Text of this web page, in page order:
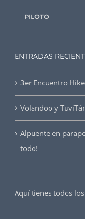
PILOTO
ENTRADAS
3er Encuentro
Volandoo y
Alpuente en
todo!
Aquí tienes todos